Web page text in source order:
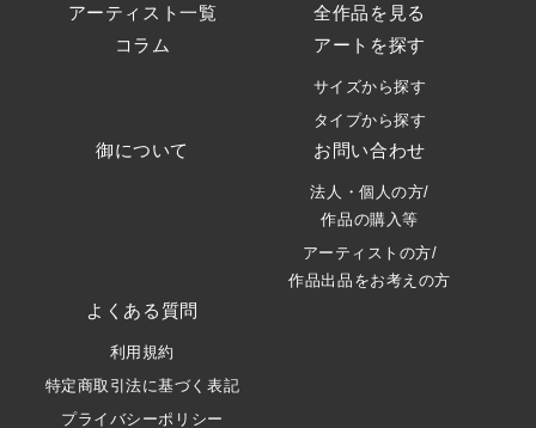
アーティスト一覧
全作品を見る
コラム
アートを探す
サイズから探す
タイプから探す
御について お問い合わせ
法人・個人の方/
作品の購入等
アーティストの方/
作品出品をお考えの方
よくある質問
利用規約
特定商取引法に基づく表記
プライバシーポリシー